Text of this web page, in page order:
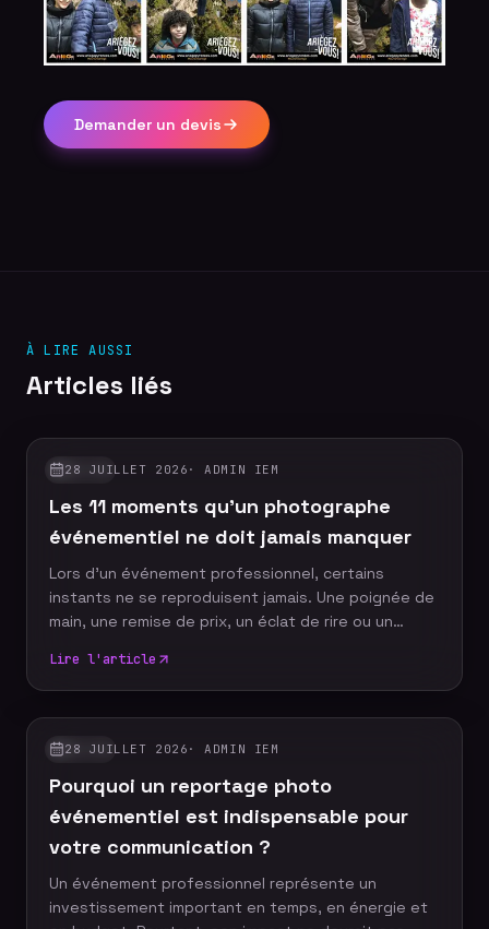
Demander un devis
À LIRE AUSSI
Articles liés
GUIDES
28 JUILLET 2026 · ADMIN IEM
Les 11 moments qu'un photographe
événementiel ne doit jamais manquer
Lors d'un événement professionnel, certains
instants ne se reproduisent jamais. Une poignée de
main, une remise de prix, un éclat de rire ou un
emblématiques de votre communication. Un
photographe événementiel expérimenté sait
anticiper ces moments décisifs afin de raconter
votre événement à travers un reportage photo
moments incontournables qu'aucun reportage
photo ne devrait manquer.
Lire l'article
GUIDES
28 JUILLET 2026 · ADMIN IEM
Pourquoi un reportage photo
événementiel est indispensable pour
votre communication ?
Un événement professionnel représente un
investissement important en temps, en énergie et